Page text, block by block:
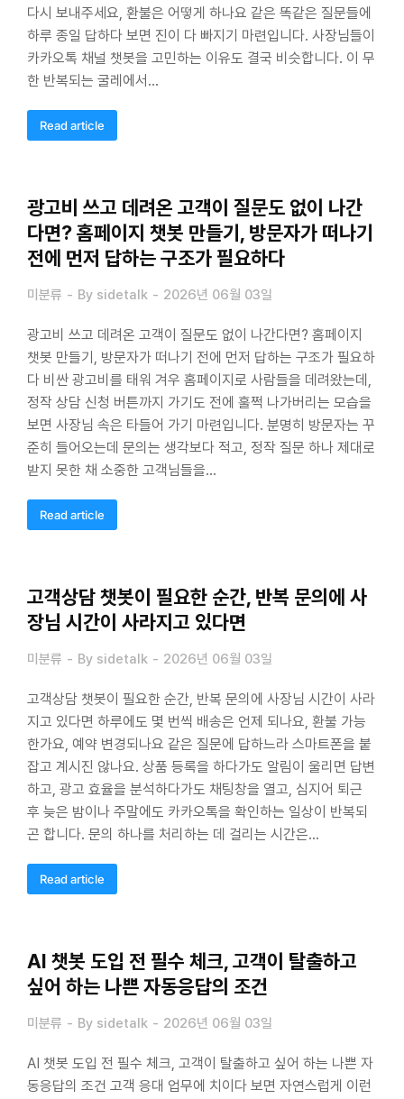
다시 보내주세요, 환불은 어떻게 하나요 같은 똑같은 질문들에
하루 종일 답하다 보면 진이 다 빠지기 마련입니다. 사장님들이
카카오톡 채널 챗봇을 고민하는 이유도 결국 비슷합니다. 이 무
한 반복되는 굴레에서…
Read article
광고비 쓰고 데려온 고객이 질문도 없이 나간
다면? 홈페이지 챗봇 만들기, 방문자가 떠나기
전에 먼저 답하는 구조가 필요하다
미분류 By sidetalk 2026년 06월 03일
광고비 쓰고 데려온 고객이 질문도 없이 나간다면? 홈페이지
챗봇 만들기, 방문자가 떠나기 전에 먼저 답하는 구조가 필요하
다 비싼 광고비를 태워 겨우 홈페이지로 사람들을 데려왔는데,
정작 상담 신청 버튼까지 가기도 전에 훌쩍 나가버리는 모습을
보면 사장님 속은 타들어 가기 마련입니다. 분명히 방문자는 꾸
준히 들어오는데 문의는 생각보다 적고, 정작 질문 하나 제대로
받지 못한 채 소중한 고객님들을…
Read article
고객상담 챗봇이 필요한 순간, 반복 문의에 사
장님 시간이 사라지고 있다면
미분류 By sidetalk 2026년 06월 03일
고객상담 챗봇이 필요한 순간, 반복 문의에 사장님 시간이 사라
지고 있다면 하루에도 몇 번씩 배송은 언제 되나요, 환불 가능
한가요, 예약 변경되나요 같은 질문에 답하느라 스마트폰을 붙
잡고 계시진 않나요. 상품 등록을 하다가도 알림이 울리면 답변
하고, 광고 효율을 분석하다가도 채팅창을 열고, 심지어 퇴근
후 늦은 밤이나 주말에도 카카오톡을 확인하는 일상이 반복되
곤 합니다. 문의 하나를 처리하는 데 걸리는 시간은…
Read article
AI 챗봇 도입 전 필수 체크, 고객이 탈출하고
싶어 하는 나쁜 자동응답의 조건
미분류 By sidetalk 2026년 06월 03일
AI 챗봇 도입 전 필수 체크, 고객이 탈출하고 싶어 하는 나쁜 자
동응답의 조건 고객 응대 업무에 치이다 보면 자연스럽게 이런